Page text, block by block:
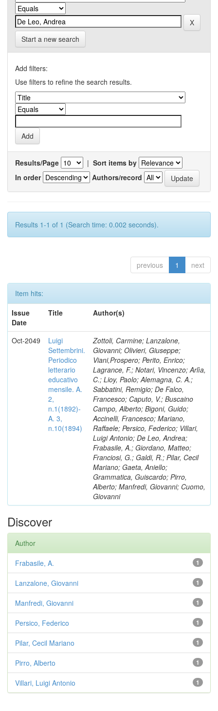
Start a new search
Add filters:
Use filters to refine the search results.
Results/Page | Sort items by
In order
Authors/record
Results 1-1 of 1 (Search time: 0.002 seconds).
previous 1 next
Item hits:
Issue
Date
Title Author(s)
Oct-2049
Luigi
Settembrini.
Periodico
letterario
educativo
mensile. A.
2,
n.1(1892)-
A. 3,
n.10(1894)
Zottoli, Carmine; Lanzalone,
Giovanni; Olivieri, Giuseppe;
Viani,Prospero; Perito, Enrico;
Lagrance, F.; Notari, Vincenzo; Arlìa,
C.; Lioy, Paolo; Alemagna, C. A.;
Sabbatini, Remigio; De Falco,
Francesco; Caputo, V.; Buscaino
Campo, Alberto; Bigoni, Guido;
Accinelli, Francesco; Mariano,
Raffaele; Persico, Federico; Villari,
Luigi Antonio; De Leo, Andrea;
Frabasile, A.; Giordano, Matteo;
Franciosi, G.; Galdi, R.; Pilar, Cecil
Mariano; Gaeta, Aniello;
Grammatica, Guiscardo; Pirro,
Alberto; Manfredi, Giovanni; Cuomo,
Giovanni
Discover
Author
1
Frabasile, A.
1
Lanzalone, Giovanni
1
Manfredi, Giovanni
1
Persico, Federico
1
Pilar, Cecil Mariano
1
Pirro, Alberto
1
Villari, Luigi Antonio